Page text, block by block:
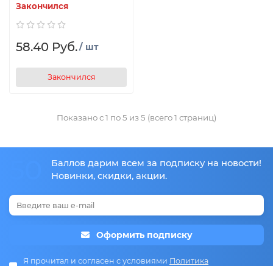
Закончился
58.40 Руб./ шт
Закончился
Показано с 1 по 5 из 5 (всего 1 страниц)
Баллов дарим всем за подписку на новости!
Новинки, скидки, акции.
Оформить подписку
Я прочитал и согласен с условиями Политика